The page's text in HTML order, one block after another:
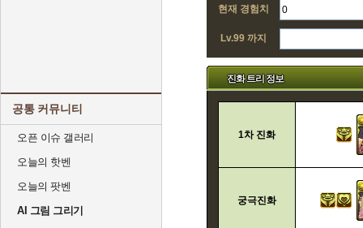
공통 커뮤니티
오픈 이슈 갤러리
오늘의 핫벤
오늘의 팟벤
AI 그림 그리기
현재 경험치
Lv.99 까지
진화 트리 정보
1차 진화
궁극진화